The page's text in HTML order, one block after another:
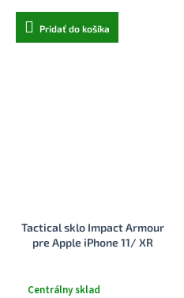
Pridať do košíka
Tactical sklo Impact Armour
pre Apple iPhone 11/ XR
Centrálny sklad